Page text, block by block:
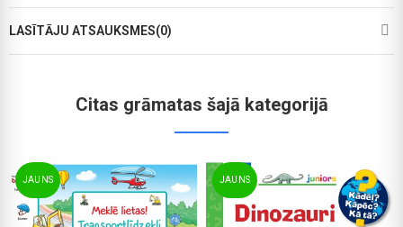
LASĪTĀJU ATSAUKSMES(0)
Citas grāmatas šajā kategorijā
JAUNS JAUNS